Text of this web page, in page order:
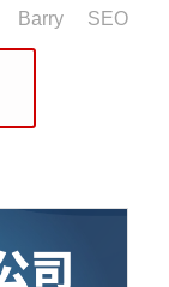
意的重點項
SEO 狀況
Barry SEO